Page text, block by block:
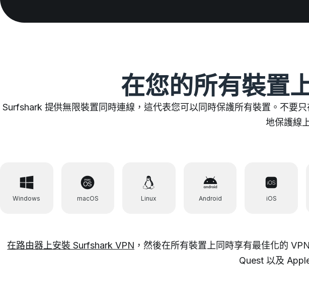
在您的所有裝置
Surfshark 提供無限裝置同時連線，這代表您可以同時保護所有裝置。不要
地保護線
Windows macOS Linux Android iOS
在路由器上安裝 Surfshark VPN ，然後在所有裝置上同時享有最佳化的
Quest 以及